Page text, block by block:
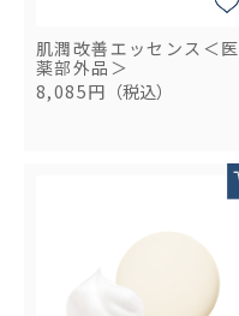
肌潤改善エッセンス＜医
薬部外品＞
8,085円 （税込）